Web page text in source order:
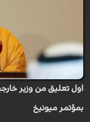
اول تعليق من وزير
بمؤتمر ميونيخ